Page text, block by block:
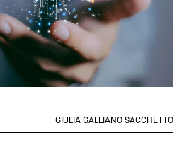
GIULIA GALLIANO SACCHETTO